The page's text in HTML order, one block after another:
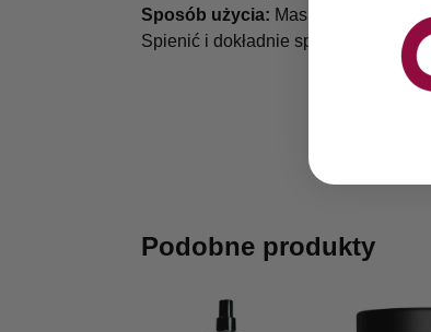
Sposób użycia: Maskę należy
Spienić i dokładnie spłukać.
Podobne produkty